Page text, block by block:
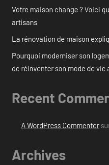
Votre maison change ? Voici
artisans
La rénovation de maison
Pourquoi moderniser son
de réinventer son mode de vie
Recent
A WordPress Commenter
Archives